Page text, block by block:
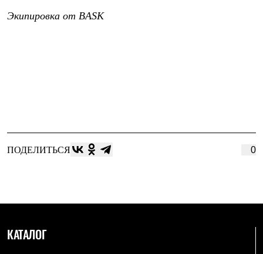
Экипировка от BASK
ПОДЕЛИТЬСЯ 0
КАТАЛОГ